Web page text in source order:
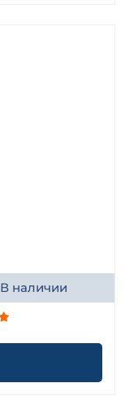
В наличии